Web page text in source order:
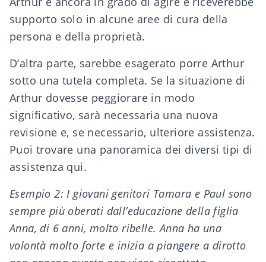
supporto solo in alcune aree di cura della
persona e della proprietà.
D’altra parte, sarebbe esagerato porre Arthur
sotto una tutela completa. Se la situazione di
Arthur dovesse peggiorare in modo
significativo, sarà necessaria una nuova
revisione e, se necessario, ulteriore assistenza.
Puoi trovare una panoramica dei diversi tipi di
assistenza qui.
Esempio 2: I giovani genitori Tamara e Paul sono
sempre più oberati dall’educazione della figlia
Anna, di 6 anni, molto ribelle. Anna ha una
volontà molto forte e inizia a piangere a dirotto